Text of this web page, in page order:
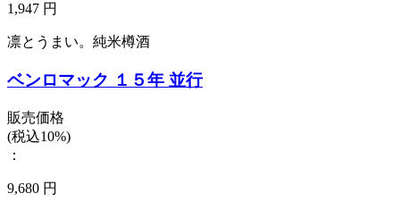
1,947 円
凛とうまい。純米樽酒
ベンロマック １５年 並行
販売価格
(税込10%)
：
9,680 円